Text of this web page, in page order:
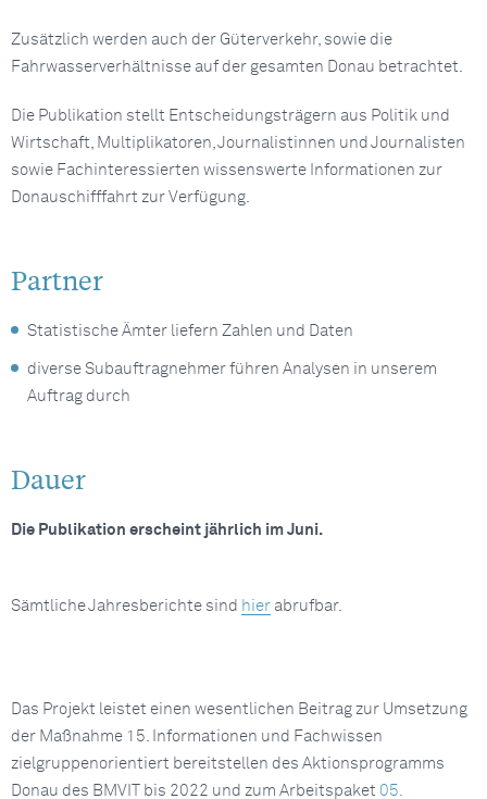
Zusätzlich werden auch der Güterverkehr, sowie die
Fahrwasserverhältnisse auf der gesamten Donau betrachtet.
Die Publikation stellt Entscheidungsträgern aus Politik und
Wirtschaft, Multiplikatoren, Journalistinnen und Journalisten
sowie Fachinteressierten wissenswerte Informationen zur
Donauschifffahrt zur Verfügung.
Partner
Statistische Ämter liefern Zahlen und Daten
diverse Subauftragnehmer führen Analysen in unserem
Auftrag durch
Dauer
Die Publikation erscheint jährlich im Juni.
Sämtliche Jahresberichte sind hier abrufbar.
Das Projekt leistet einen wesentlichen Beitrag zur Umsetzung
der Maßnahme 15. Informationen und Fachwissen
zielgruppenorientiert bereitstellen des Aktionsprogramms
Donau des BMVIT bis 2022 und zum Arbeitspaket 05.